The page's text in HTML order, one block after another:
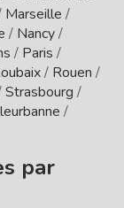
Marseille /
/ Nancy/
/ Paris /
/ Rouen /
Strasbourg /
/
par